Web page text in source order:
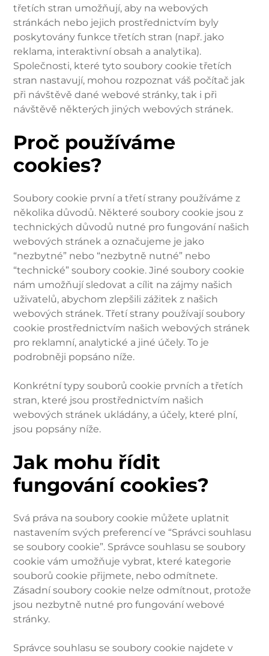
třetích stran umožňují, aby na webových
stránkách nebo jejich prostřednictvím byly
poskytovány funkce třetích stran (např. jako
reklama, interaktivní obsah a analytika).
Společnosti, které tyto soubory cookie třetích
stran nastavují, mohou rozpoznat váš počítač jak
při návštěvě dané webové stránky, tak i při
návštěvě některých jiných webových stránek.
Proč používáme
cookies?
Soubory cookie první a třetí strany používáme z
několika důvodů. Některé soubory cookie jsou z
technických důvodů nutné pro fungování našich
webových stránek a označujeme je jako
“nezbytné” nebo “nezbytně nutné” nebo
“technické” soubory cookie. Jiné soubory cookie
nám umožňují sledovat a cílit na zájmy našich
uživatelů, abychom zlepšili zážitek z našich
webových stránek. Třetí strany používají soubory
cookie prostřednictvím našich webových stránek
pro reklamní, analytické a jiné účely. To je
podrobněji popsáno níže.
Konkrétní typy souborů cookie prvních a třetích
stran, které jsou prostřednictvím našich
webových stránek ukládány, a účely, které plní,
jsou popsány níže.
Jak mohu řídit
fungování cookies?
Svá práva na soubory cookie můžete uplatnit
nastavením svých preferencí ve “Správci souhlasu
se soubory cookie”. Správce souhlasu se soubory
cookie vám umožňuje vybrat, které kategorie
souborů cookie přijmete, nebo odmítnete.
Zásadní soubory cookie nelze odmítnout, protože
jsou nezbytně nutné pro fungování webové
stránky.
Správce souhlasu se soubory cookie najdete v